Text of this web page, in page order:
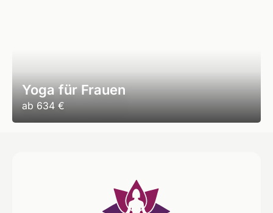
Yoga für Frauen
ab 634 €